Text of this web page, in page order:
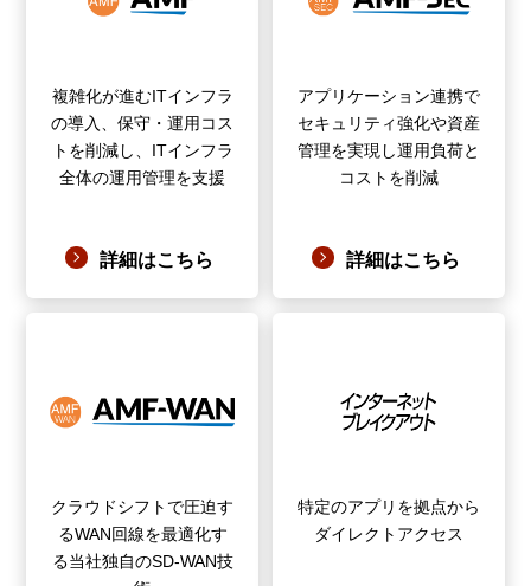
複雑化が進むITインフラ
の導入、保守・運用コス
トを削減し、ITインフラ
全体の運用管理を支援
詳細はこちら
アプリケーション連携で
セキュリティ強化や資産
管理を実現し運用負荷と
コストを削減
詳細はこちら
クラウドシフトで圧迫す
るWAN回線を最適化す
る当社独自のSD-WAN技
特定のアプリを拠点から
ダイレクトアクセス